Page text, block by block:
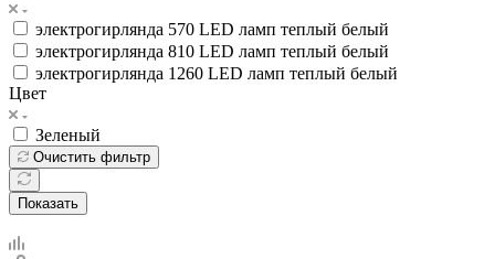
электрогирлянда 570 LED ламп теплый белый
электрогирлянда 810 LED ламп теплый белый
электрогирлянда 1260 LED ламп теплый белый
Цвет
Зеленый
Очистить фильтр
Показать